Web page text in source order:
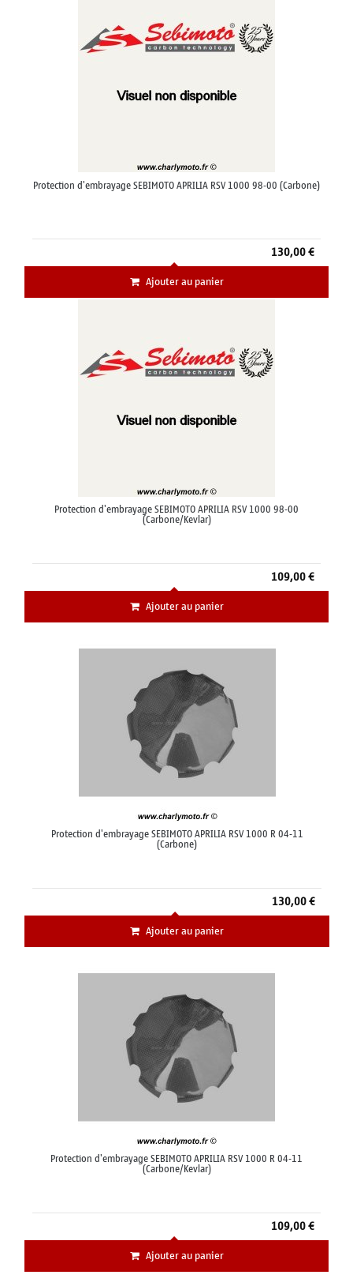
Protection d'embrayage SEBIMOTO APRILIA RSV 1000 98-00 (Carbone)
130,00 €
Ajouter au panier
Protection d'embrayage SEBIMOTO APRILIA RSV 1000 98-00
(Carbone/Kevlar)
109,00 €
Ajouter au panier
Protection d'embrayage SEBIMOTO APRILIA RSV 1000 R 04-11
(Carbone)
130,00 €
Ajouter au panier
Protection d'embrayage SEBIMOTO APRILIA RSV 1000 R 04-11
(Carbone/Kevlar)
109,00 €
Ajouter au panier